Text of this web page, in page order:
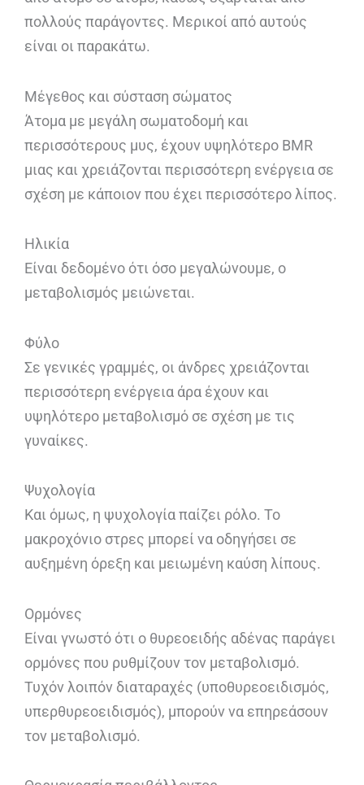
πολλούς παράγοντες. Μερικοί από αυτούς
είναι οι παρακάτω.
Μέγεθος και σύσταση σώματος
Άτομα με μεγάλη σωματοδομή και
περισσότερους μυς, έχουν υψηλότερο BMR
μιας και χρειάζονται περισσότερη ενέργεια σε
σχέση με κάποιον που έχει περισσότερο λίπος.
Ηλικία
Είναι δεδομένο ότι όσο μεγαλώνουμε, ο
μεταβολισμός μειώνεται.
Φύλο
Σε γενικές γραμμές, οι άνδρες χρειάζονται
περισσότερη ενέργεια άρα έχουν και
υψηλότερο μεταβολισμό σε σχέση με τις
γυναίκες.
Ψυχολογία
Και όμως, η ψυχολογία παίζει ρόλο. Το
μακροχόνιο στρες μπορεί να οδηγήσει σε
αυξημένη όρεξη και μειωμένη καύση λίπους.
Ορμόνες
Είναι γνωστό ότι ο θυρεοειδής αδένας παράγει
ορμόνες που ρυθμίζουν τον μεταβολισμό.
Τυχόν λοιπόν διαταραχές (υποθυρεοειδισμός,
υπερθυρεοειδισμός), μπορούν να επηρεάσουν
τον μεταβολισμό.